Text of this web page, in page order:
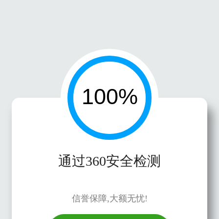
通过360安全检测
信誉保障,大额无忧!